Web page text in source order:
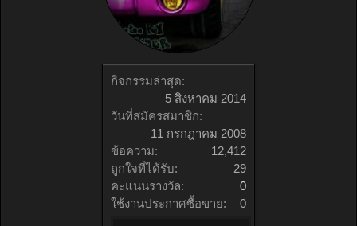
กิจกรรมล่าสุด:
5 สิงหาคม 2014
วันที่สมัครสมาชิก:
11 กรกฎาคม 2008
ข้อความ:
12,412
ถูกใจที่ได้รับ:
29
คะแนนรางวัล:
0
ใช้งานประกาศซื้อขาย:
0